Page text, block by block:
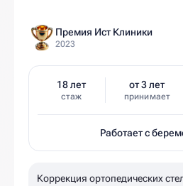
Премия Ист Клиники
2023
18 лет
стаж
от 3 лет
принимает
Работает с
Коррекция ортопедических